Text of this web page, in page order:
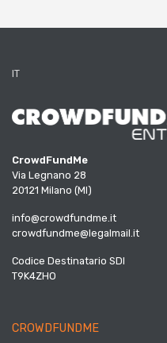
IT
CrowdFundMe
Via Legnano 28
20121 Milano (MI)
info@crowdfundme.it
crowdfundme@legalmail.it
Codice Destinatario SDI
T9K4ZHO
CROWDFUNDME